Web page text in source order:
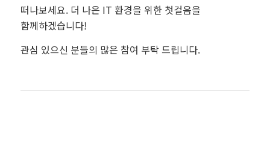
떠나보세요. 더 나은 IT 환경을 위한 첫걸음을
함께하겠습니다!
관심 있으신 분들의 많은 참여 부탁 드립니다.